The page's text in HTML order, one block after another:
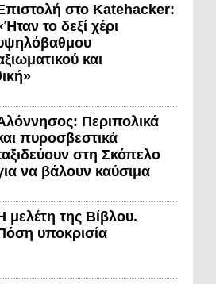
στο Katehacker:
το δεξί χέρι
και
Περιπολικά
πυροσβεστικά
στη Σκόπελο
να βάλουν καύσιμα
μελέτη της Βίβλου.
υποκρισία